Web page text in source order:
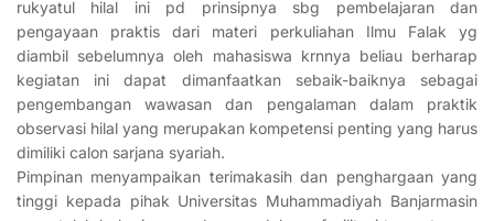
rukyatul hilal ini pd prinsipnya sbg pembelajaran dan
pengayaan praktis dari materi perkuliahan Ilmu Falak yg
diambil sebelumnya oleh mahasiswa krnnya beliau berharap
kegiatan ini dapat dimanfaatkan sebaik-baiknya sebagai
pengembangan wawasan dan pengalaman dalam praktik
observasi hilal yang merupakan kompetensi penting yang harus
dimiliki calon sarjana syariah.
Pimpinan menyampaikan terimakasih dan penghargaan yang
tinggi kepada pihak Universitas Muhammadiyah Banjarmasin